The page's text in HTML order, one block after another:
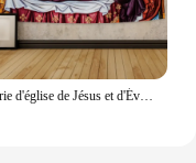
Tapisserie d'église de Jésus et d'Évêque, Peinture à l'Huile de la Sainte Bible, Art Imprimé, Vintage, Mandala, Mur, Décor à la Maison